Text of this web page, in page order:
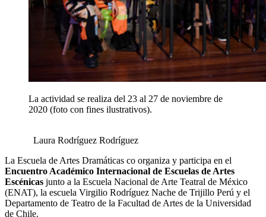
La actividad se realiza del 23 al 27 de noviembre de
2020 (foto con fines ilustrativos).
Laura Rodríguez Rodríguez
La Escuela de Artes Dramáticas co organiza y participa en el
Encuentro Académico Internacional de Escuelas de Artes
Escénicas junto a la Escuela Nacional de Arte Teatral de México
(ENAT), la escuela Virgilio Rodríguez Nache de Trijillo Perú y el
Departamento de Teatro de la Facultad de Artes de la Universidad
de Chile.